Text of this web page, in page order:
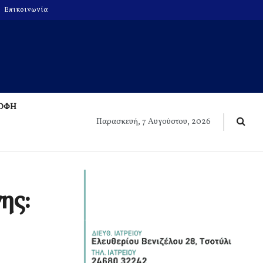
Επικοινωνία
Παρασκευή, 7 Αυγούστου, 2026